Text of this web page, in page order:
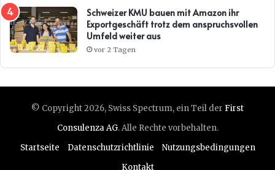
Schweizer KMU bauen mit Amazon ihr
Exportgeschäft trotz dem anspruchsvollen
Umfeld weiter aus
vor 2 Tagen
© Copyright 2026, Swiss Spectrum, ein Teil der First
Consulenza AG. Alle Rechte vorbehalten.
Startseite
Datenschutzrichtlinie
Nutzungsbedingungen
Kontakt